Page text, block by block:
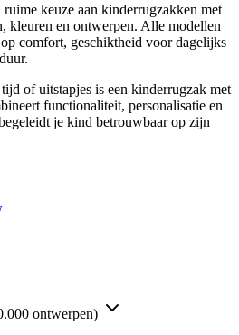
keuze aan kinderrugzakken met
kleuren en ontwerpen. Alle modellen
comfort, geschiktheid voor dagelijks
of uitstapjes is een kinderrugzak met
functionaliteit, personalisatie en
je kind betrouwbaar op zijn
ontwerpen)